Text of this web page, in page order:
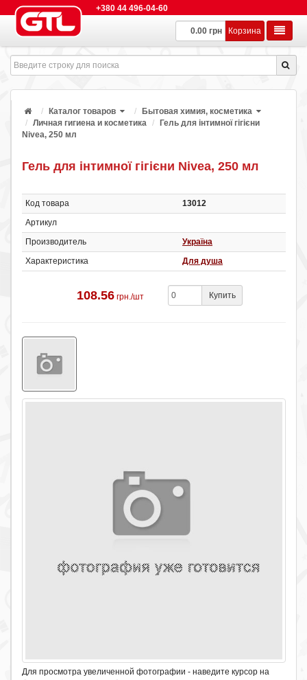
+380 44 496-04-60
0.00 грн Корзина
Каталог товаров
Бытовая химия, косметика
Личная гигиена и косметика
Гель для інтимної гігієни
Nivea, 250 мл
Гель для інтимної гігієни Nivea, 250 мл
Код товара
13012
Артикул
Производитель
Україна
Характеристика
Для душа
108.56 грн./шт Купить
Для просмотра увеличенной фотографии - наведите курсор на